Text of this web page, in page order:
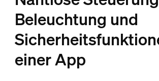
Beleuchtung und
einer App